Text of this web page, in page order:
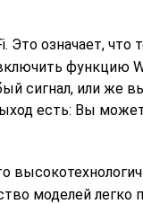
Это означает, что
функцию
сигнал, или же
есть: Вы
моделей